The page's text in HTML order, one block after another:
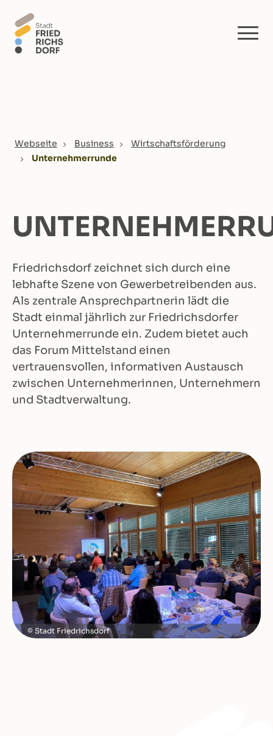
You are here:
Webseite Business
Wirtschaftsförderung
Unternehmerrunde
Friedrichsdorf zeichnet sich durch eine
lebhafte Szene von Gewerbetreibenden aus.
Als zentrale Ansprechpartnerin lädt die
Stadt einmal jährlich zur Friedrichsdorfer
Unternehmerrunde ein. Zudem bietet auch
das Forum Mittelstand einen
vertrauensvollen, informativen Austausch
zwischen Unternehmerinnen, Unternehmern
und Stadtverwaltung.
Stadt Friedrichsdorf